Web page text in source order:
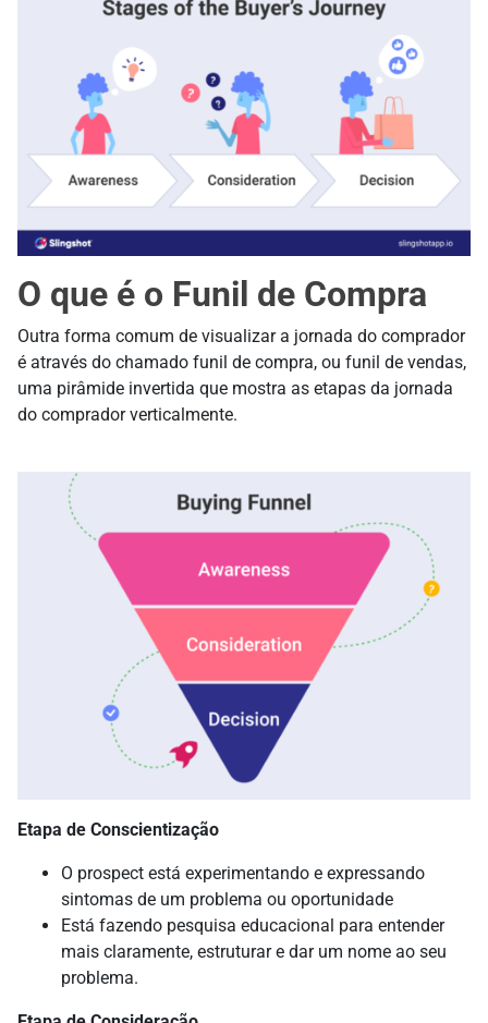
O que é o Funil de Compra
Outra forma comum de visualizar a jornada do comprador
é através do chamado funil de compra, ou funil de vendas,
uma pirâmide invertida que mostra as etapas da jornada
do comprador verticalmente.
Etapa de Conscientização
O prospect está experimentando e expressando
sintomas de um problema ou oportunidade
Está fazendo pesquisa educacional para entender
mais claramente, estruturar e dar um nome ao seu
problema.